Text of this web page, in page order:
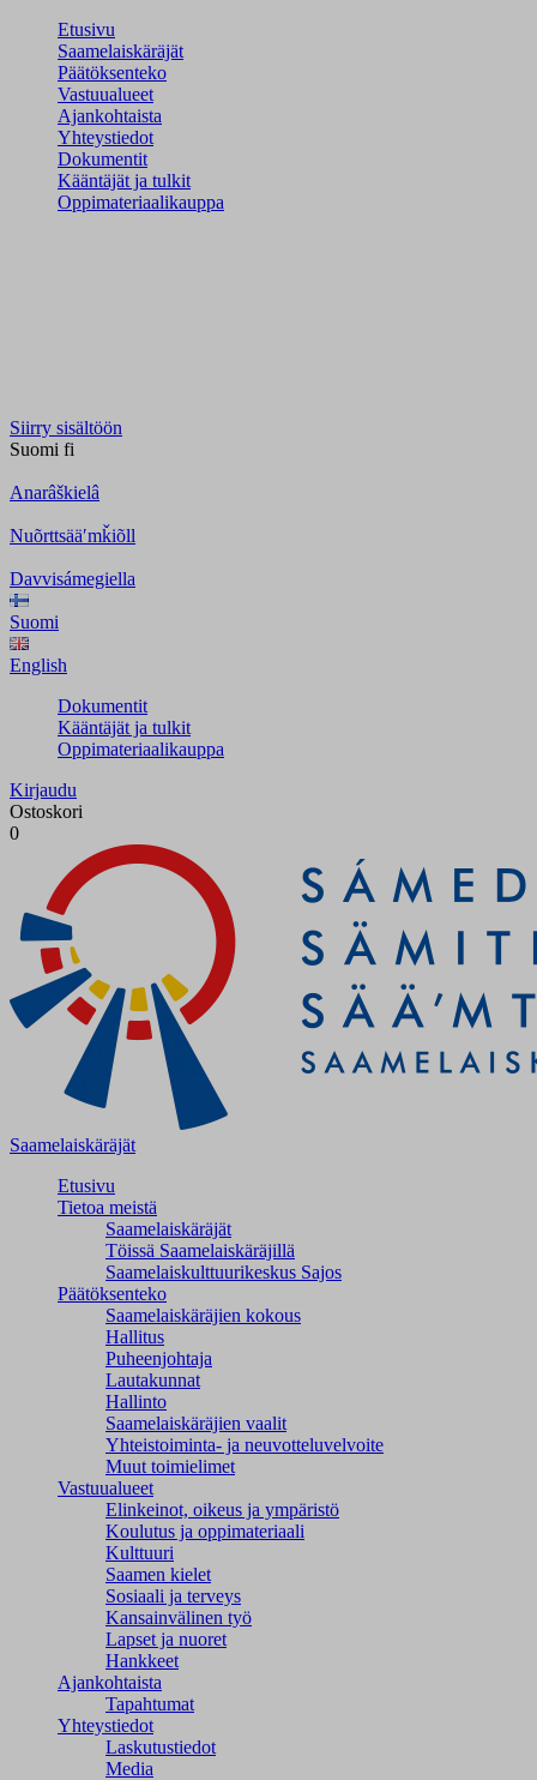
Etusivu
Saamelaiskäräjät
Päätöksenteko
Vastuualueet
Ajankohtaista
Yhteystiedot
Dokumentit
Kääntäjät ja tulkit
Oppimateriaalikauppa
Siirry sisältöön
Suomi fi
Anarâškielâ
Nuõrttsääʹmǩiõll
Davvisámegiella
Suomi
English
Dokumentit
Kääntäjät ja tulkit
Oppimateriaalikauppa
Kirjaudu
Ostoskori
0
Saamelaiskäräjät
Etusivu
Tietoa meistä
Saamelaiskäräjät
Töissä Saamelaiskäräjillä
Saamelaiskulttuuri­keskus Sajos
Päätöksenteko
Saamelaiskäräjien kokous
Hallitus
Puheenjohtaja
Lautakunnat
Hallinto
Saamelaiskäräjien vaalit
Yhteistoiminta- ja neuvotteluvelvoite
Muut toimielimet
Vastuualueet
Elinkeinot, oikeus ja ympäristö
Koulutus ja oppimateriaali
Kulttuuri
Saamen kielet
Sosiaali ja terveys
Kansainvälinen työ
Lapset ja nuoret
Hankkeet
Ajankohtaista
Tapahtumat
Yhteystiedot
Laskutustiedot
Media